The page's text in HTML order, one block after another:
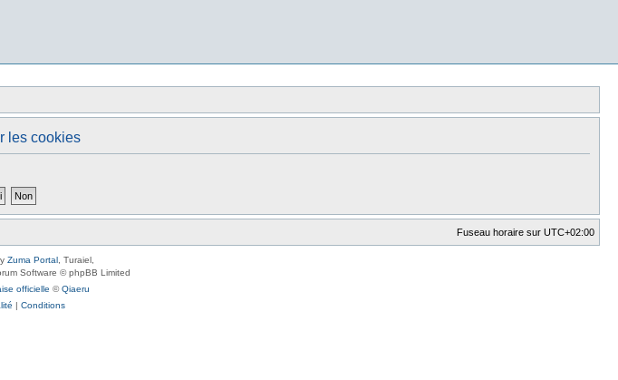
les cookies
Fuseau horaire sur UTC+02:00
Zuma Portal , Turaiel,
Software © phpBB Limited
officielle ©Qiaeru
| Conditions